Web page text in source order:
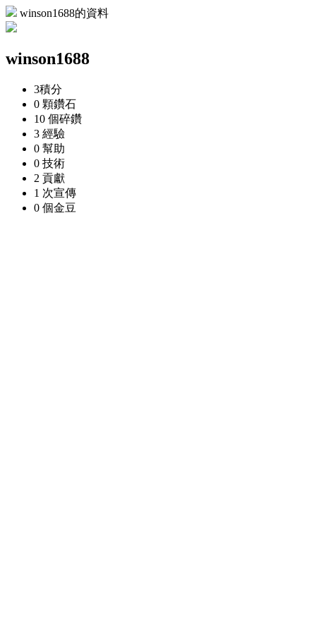
winson1688的資料
winson1688
3積分
0 顆鑽石
10 個碎鑽
3 經驗
0 幫助
0 技術
2 貢獻
1 次宣傳
0 個金豆